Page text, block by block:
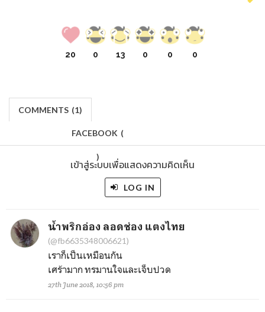
20 0 13 0 0 0
COMMENTS (1)
FACEBOOK (
)
เข้าสู่ระบบเพื่อแสดงความคิดเห็น
LOG IN
น้ำพริกอ่อง ลอดช่อง แตงไทย
(@fb6635348006621)
เราก็เป็นเหมือนกัน
เศร้ามาก ทรมานใจและเจ็บปวด
27th June 2018, 10:56 pm